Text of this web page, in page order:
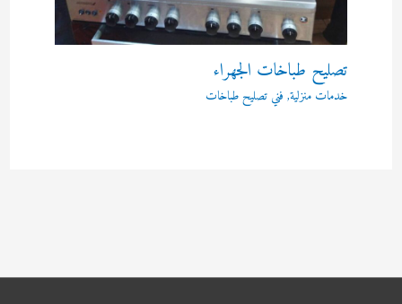
تصليح طباخات الجهراء
خدمات منزلية, فني تصليح طباخات